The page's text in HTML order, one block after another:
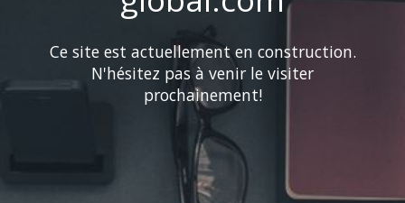
Ce site est actuellement en construction.
N'hésitez pas à venir le visiter
prochainement!